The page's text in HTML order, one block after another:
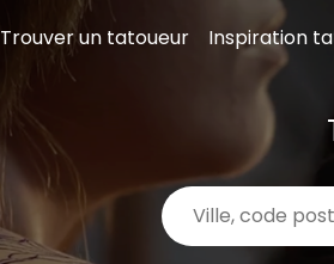
Trouver un tatoueur Inspiration